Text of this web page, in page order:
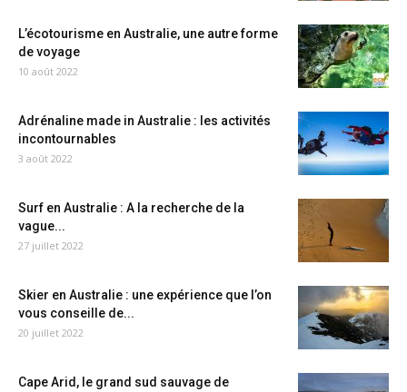
L’écotourisme en Australie, une autre forme
de voyage
10 août 2022
Adrénaline made in Australie : les activités
incontournables
3 août 2022
Surf en Australie : A la recherche de la
vague...
27 juillet 2022
Skier en Australie : une expérience que l’on
vous conseille de...
20 juillet 2022
Cape Arid, le grand sud sauvage de